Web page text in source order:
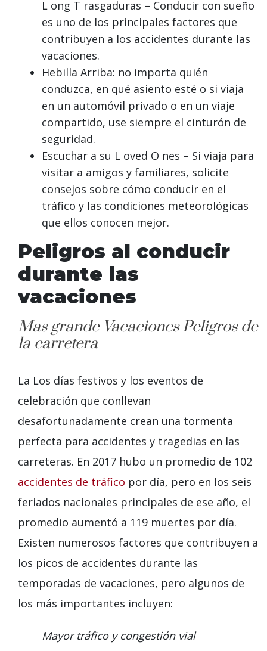
L ong T rasgaduras – Conducir con sueño
es uno de los principales factores que
contribuyen a los accidentes durante las
vacaciones.
Hebilla Arriba: no importa quién
conduzca, en qué asiento esté o si viaja
en un automóvil privado o en un viaje
compartido, use siempre el cinturón de
seguridad.
Escuchar a su L oved O nes – Si viaja para
visitar a amigos y familiares, solicite
consejos sobre cómo conducir en el
tráfico y las condiciones meteorológicas
que ellos conocen mejor.
Peligros al conducir
durante las
vacaciones
Mas grandeVacacionesPeligros de
la carretera
La Los días festivos y los eventos de
celebración que conllevan
desafortunadamente crean una tormenta
perfecta para accidentes y tragedias en las
carreteras. En 2017 hubo un promedio de 102
accidentes de tráfico por día, pero en los seis
feriados nacionales principales de ese año, el
promedio aumentó a 119 muertes por día.
Existen numerosos factores que contribuyen a
los picos de accidentes durante las
temporadas de vacaciones, pero algunos de
los más importantes incluyen:
Mayor tráfico y congestión vial